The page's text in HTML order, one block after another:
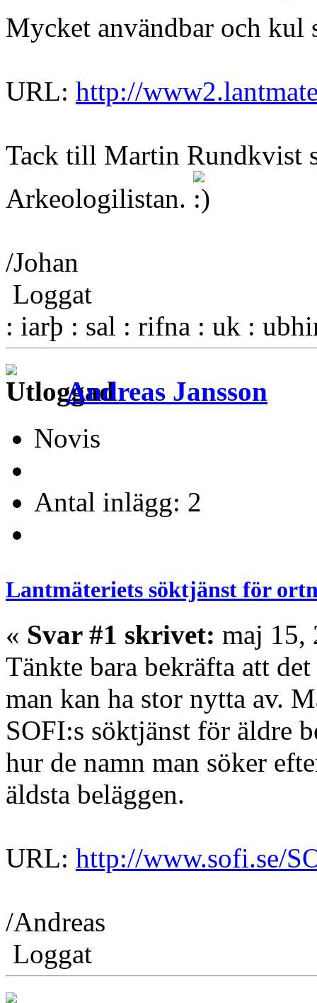
Mycket användbar och kul
URL: http://
Tack till Martin Rundkvist
Arkeologilistan.
/Johan
Loggat
: iarþ : sal : rifna : uk :
Andreas Jansson
Novis
Antal inlägg: 2
Lantmäteriets söktjänst för
« Svar #1 skrivet: maj 15,
Tänkte bara bekräfta att
man kan ha stor nytta av.
SOFI:s söktjänst för äldre
hur de namn man söker
äldsta beläggen.
URL: http://www.sofi.se/
/Andreas
Loggat